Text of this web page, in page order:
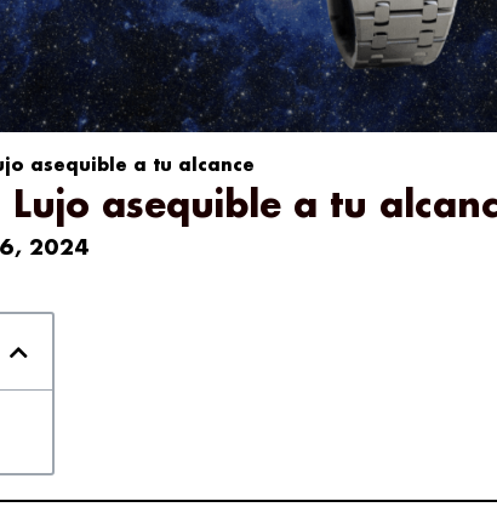
asequible a tu alcance
asequible a tu
2024